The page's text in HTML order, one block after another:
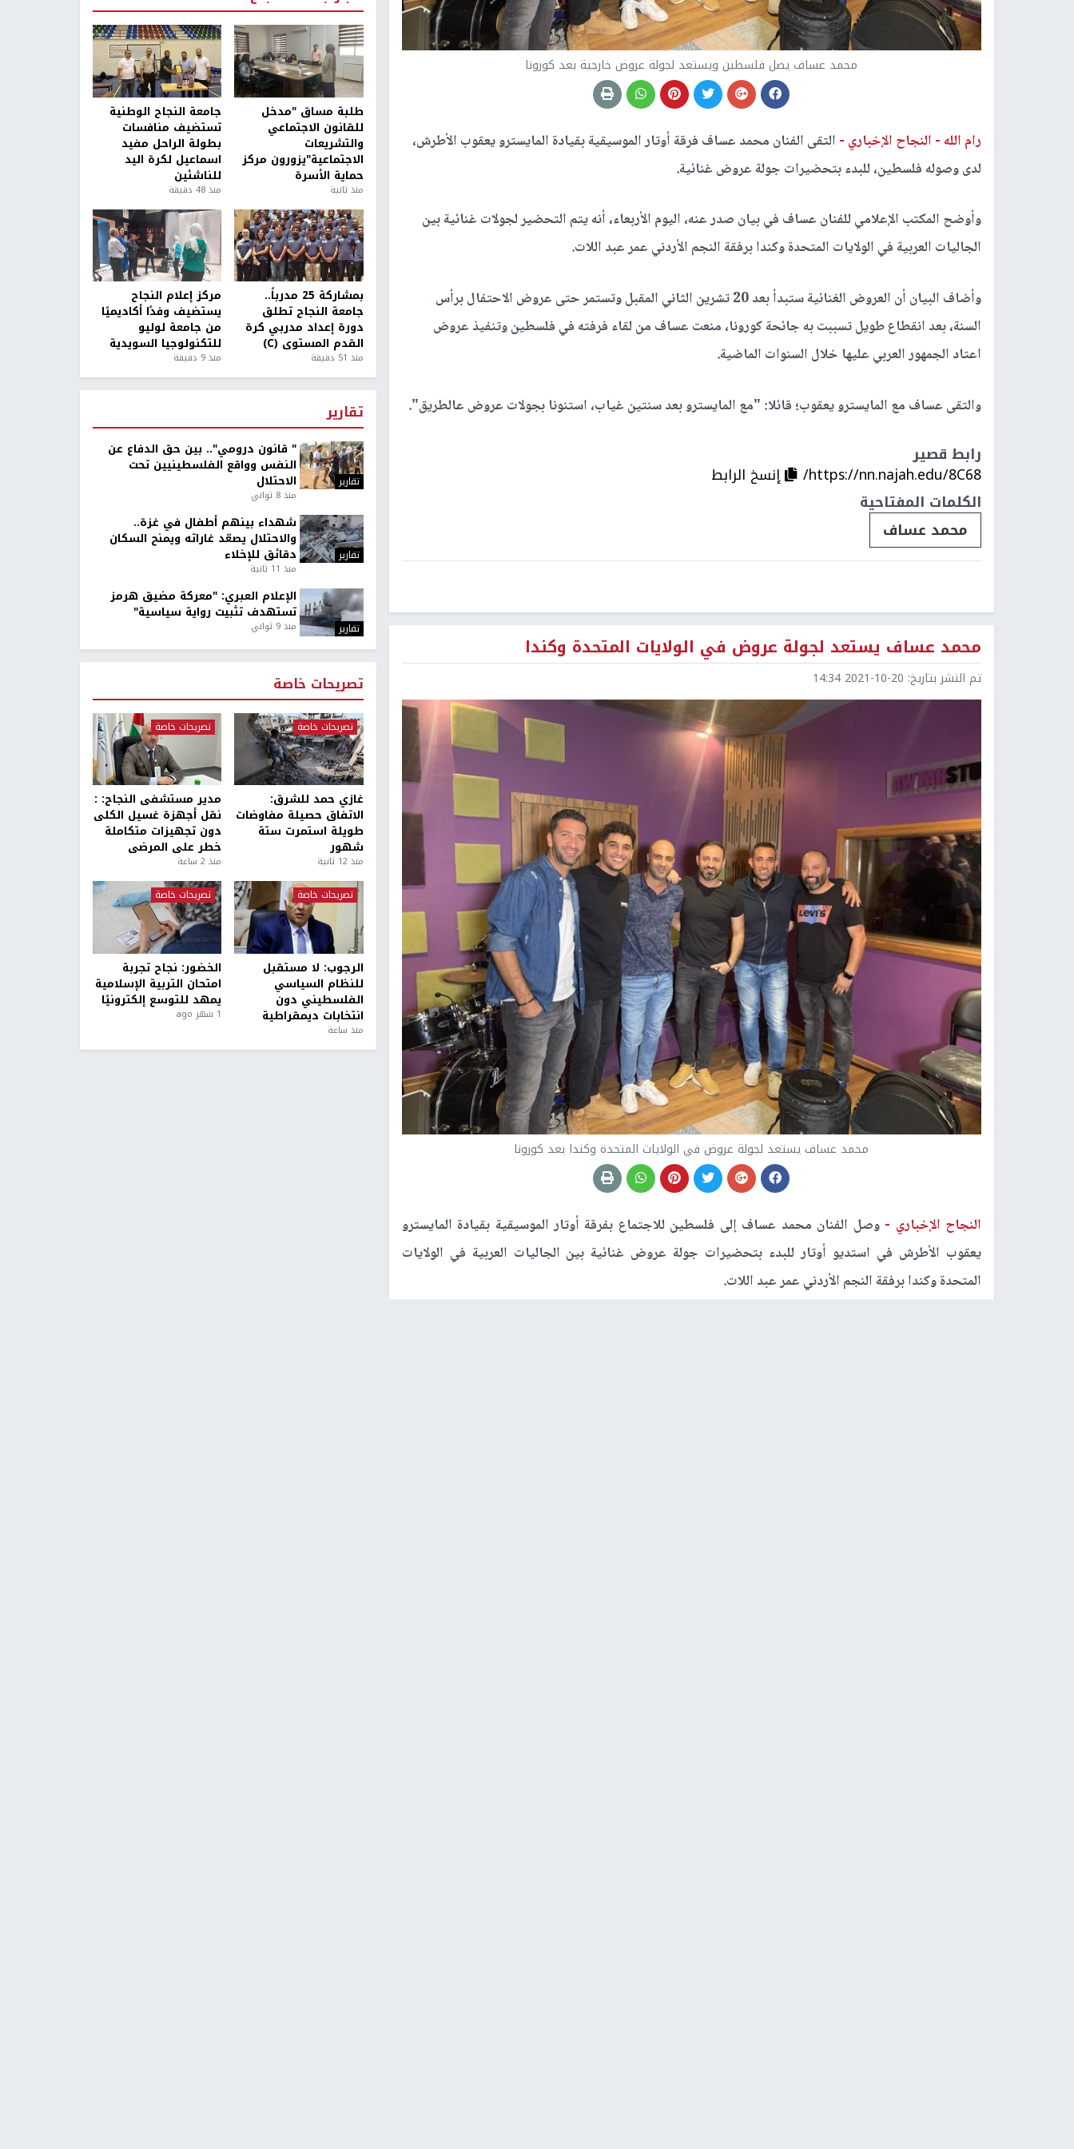
محمد عساف يصل فلسطين ويستعد لجولة عروض خارجية بعد كورونا
رام الله - النجاح الإخباري - التقى الفنان محمد عساف فرقة أوتار الموسيقية بقيادة المايسترو يعقوب الأطرش،
لدى وصوله فلسطين، للبدء بتحضيرات جولة عروض غنائية.
وأوضح المكتب الإعلامي للفنان عساف في بيان صدر عنه، اليوم الأربعاء، أنه يتم التحضير لجولات غنائية بين
الجاليات العربية في الولايات المتحدة وكندا برفقة النجم الأردني عمر عبد اللات.
وأضاف البيان أن العروض الغنائية ستبدأ بعد 20 تشرين الثاني المقبل وتستمر حتى عروض الاحتفال برأس
السنة، بعد انقطاع طويل تسببت به جائحة كورونا، منعت عساف من لقاء فرفته في فلسطين وتنفيذ عروض
اعتاد الجمهور العربي عليها خلال السنوات الماضية.
والتقى عساف مع المايسترو يعقوب؛ قائلا: "مع المايسترو بعد سنتين غياب، استنونا بجولات عروض عالطريق".
رابط قصير
https://nn.najah.edu/8C68/
إنسخ الرابط
الكلمات المفتاحية
محمد عساف
محمد عساف يستعد لجولة عروض في الولايات المتحدة وكندا
تم النشر بتاريخ: 2021-10-20 14:34
محمد عساف يستعد لجولة عروض في الولايات المتحدة وكندا بعد كورونا
النجاح الإخباري -وصل الفنان محمد عساف إلى فلسطين للاجتماع بفرقة أوتار الموسيقية بقيادة المايسترو
يعقوب الأطرش في استديو أوتار للبدء بتحضيرات جولة عروض غنائية بين الجاليات العربية في الولايات
المتحدة وكندا برفقة النجم الأردني عمر عبد اللات.
طلبة مساق "مدخل
للقانون الاجتماعي
والتشريعات
الاجتماعية"يزورون مركز
حماية الأسرة
منذ ثانية
جامعة النجاح الوطنية
تستضيف منافسات
بطولة الراحل مفيد
اسماعيل لكرة اليد
للناشئين
منذ 48 دقيقة
بمشاركة 25 مدرباً..
جامعة النجاح تطلق
دورة إعداد مدربي كرة
القدم المستوى (C)
منذ 51 دقيقة
مركز إعلام النجاح
يستضيف وفدًا أكاديميًا
من جامعة لوليو
للتكنولوجيا السويدية
منذ 9 دقيقة
تقارير
تقارير
" قانون درومي".. بين حق الدفاع عن
النفس وواقع الفلسطينيين تحت
الاحتلال
منذ 8 ثواني
تقارير
شهداء بينهم أطفال في غزة..
والاحتلال يصعّد غاراته ويمنح السكان
دقائق للإخلاء
منذ 11 ثانية
تقارير
الإعلام العبري: "معركة مضيق هرمز
تستهدف تثبيت رواية سياسية"
منذ 9 ثواني
تصريحات خاصة
تصريحات خاصة
غازي حمد للشرق:
الاتفاق حصيلة مفاوضات
طويلة استمرت ستة
شهور
منذ 12 ثانية
تصريحات خاصة
مدير مستشفى النجاح: :
نقل أجهزة غسيل الكلى
دون تجهيزات متكاملة
خطر على المرضى
منذ 2 ساعة
تصريحات خاصة
الرجوب: لا مستقبل
للنظام السياسي
الفلسطيني دون
انتخابات ديمقراطية
منذ ساعة
تصريحات خاصة
الخضور: نجاح تجربة
امتحان التربية الإسلامية
يمهد للتوسع إلكترونيًا
1 شهر ago